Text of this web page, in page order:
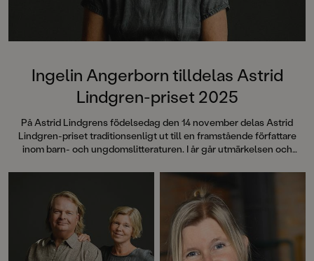
Ingelin Angerborn tilldelas Astrid
Lindgren-priset 2025
På Astrid Lindgrens födelsedag den 14 november delas Astrid
Lindgren-priset traditionsenligt ut till en framstående författare
inom barn- och ungdomslitteraturen. I år går utmärkelsen och